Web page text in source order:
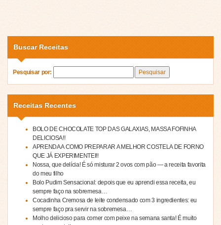
Buscar Receitas
Pesquisar por:
Receitas Recentes
BOLO DE CHOCOLATE TOP DAS GALAXIAS, MASSA FOFINHA
DELICIOSA!!
APRENDA A COMO PREPARAR A MELHOR COSTELA DE FORNO
QUE JÁ EXPERIMENTEI!!
Nossa, que delícia! É só misturar 2 ovos com pão — a receita favorita
do meu filho
Bolo Pudim Sensacional: depois que eu aprendi essa receita, eu
sempre faço na sobremesa…
Cocadinha Cremosa de leite condensado com 3 ingredientes: eu
sempre faço pra servir na sobremesa…
Molho delicioso para comer com peixe na semana santa! É muito